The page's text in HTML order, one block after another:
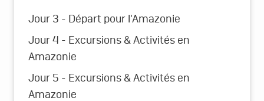
Jour 3 - Départ pour l'Amazonie
Jour 4 - Excursions & Activités en
Amazonie
Jour 5 - Excursions & Activités en
Amazonie